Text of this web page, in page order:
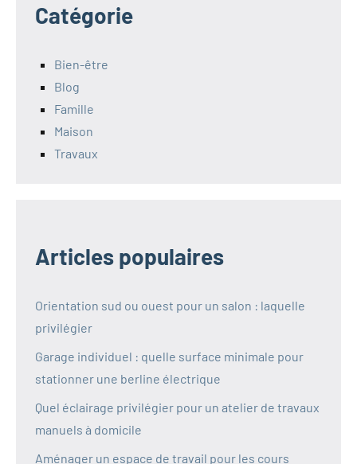
Catégorie
Bien-être
Blog
Famille
Maison
Travaux
Articles populaires
Orientation sud ou ouest pour un salon : laquelle
privilégier
Garage individuel : quelle surface minimale pour
stationner une berline électrique
Quel éclairage privilégier pour un atelier de travaux
manuels à domicile
Aménager un espace de travail pour les cours